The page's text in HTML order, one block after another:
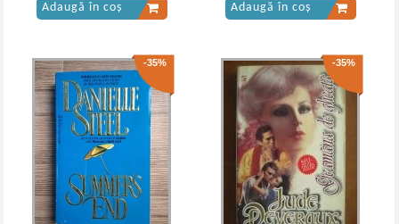
Adaugă în coș Adaugă în coș
-35% -35%